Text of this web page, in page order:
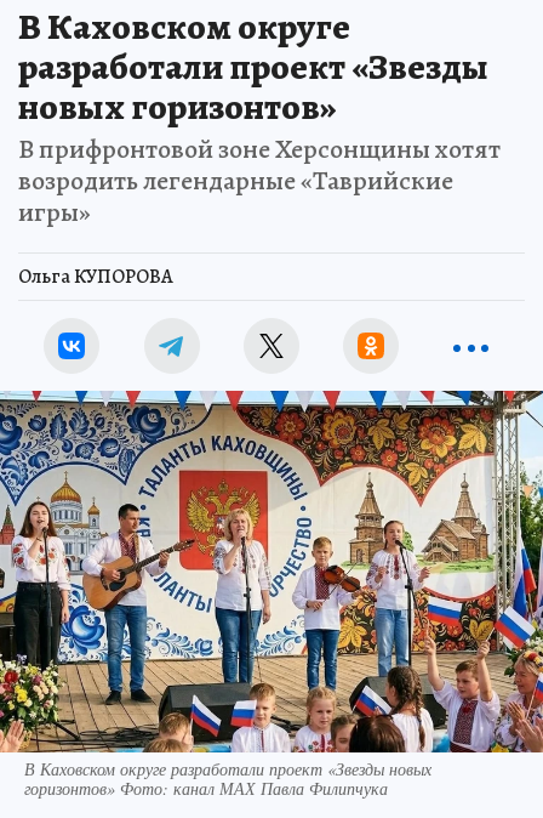
В Каховском округе
разработали проект «Звезды
новых горизонтов»
В прифронтовой зоне Херсонщины хотят
возродить легендарные «Таврийские
игры»
Ольга КУПОРОВА
В Каховском округе разработали проект «Звезды новых
горизонтов» Фото: канал МАХ Павла Филипчука